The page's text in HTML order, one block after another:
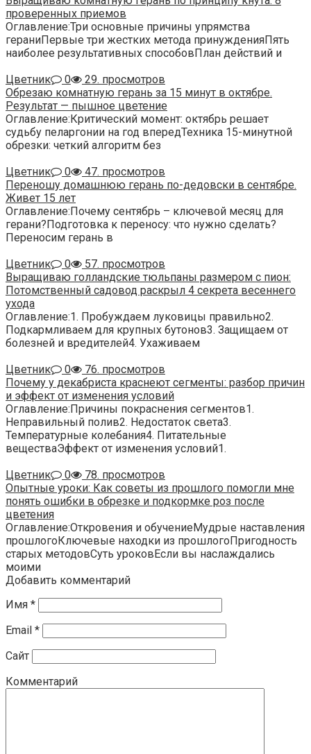
проверенных приемов
Оглавление:Три основные причины упрямства
гераниПервые три жестких метода принужденияПять
наиболее результативных способовПлан действий и
Цветник
0
29. просмотров
Обрезаю комнатную герань за 15 минут в октябре.
Результат — пышное цветение
Оглавление:Критический момент: октябрь решает
судьбу пеларгонии на год впередТехника 15-минутной
обрезки: четкий алгоритм без
Цветник
0
47. просмотров
Переношу домашнюю герань по-дедовски в сентябре.
Живет 15 лет
Оглавление:Почему сентябрь – ключевой месяц для
герани?Подготовка к переносу: что нужно сделать?
Переносим герань в
Цветник
0
57. просмотров
Выращиваю голландские тюльпаны размером с пион:
Потомственный садовод раскрыл 4 секрета весеннего
ухода
Оглавление:1. Пробуждаем луковицы правильно2.
Подкармливаем для крупных бутонов3. Защищаем от
болезней и вредителей4. Ухаживаем
Цветник
0
76. просмотров
Почему у декабриста краснеют сегменты: разбор причин
и эффект от изменения условий
Оглавление:Причины покраснения сегментов1.
Неправильный полив2. Недостаток света3.
Температурные колебания4. Питательные
веществаЭффект от изменения условий1.
Цветник
0
78. просмотров
Опытные уроки: Как советы из прошлого помогли мне
понять ошибки в обрезке и подкормке роз после
цветения
Оглавление:Откровения и обучениеМудрые наставления
прошлогоКлючевые находки из прошлогоПригодность
старых методовСуть уроковЕсли вы наслаждались
моими
Добавить комментарий
Имя *
Email *
Сайт
Комментарий